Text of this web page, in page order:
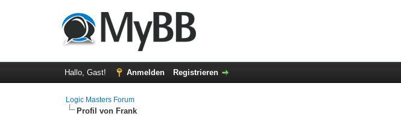
Hallo, Gast! Anmelden Registrieren
Logic Masters Forum
Profil von Frank